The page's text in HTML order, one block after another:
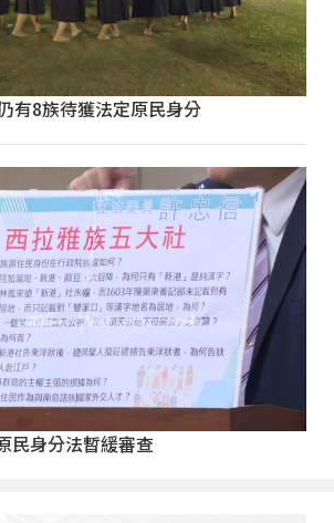
有8族待獲法定原民身分
民身分法暫緩審查